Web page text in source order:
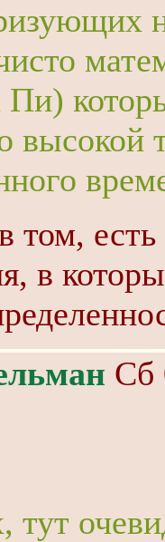
Пи)
том,
в
Сб
тут